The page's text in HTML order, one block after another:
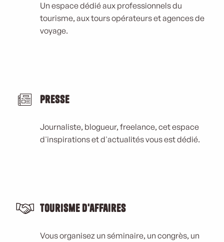
Un espace dédié aux professionnels du
tourisme, aux tours opérateurs et agences de
voyage.
Presse
Journaliste, blogueur, freelance, cet espace
d'inspirations et d'actualités vous est dédié.
Tourisme d'affaires
Vous organisez un séminaire, un congrès, un